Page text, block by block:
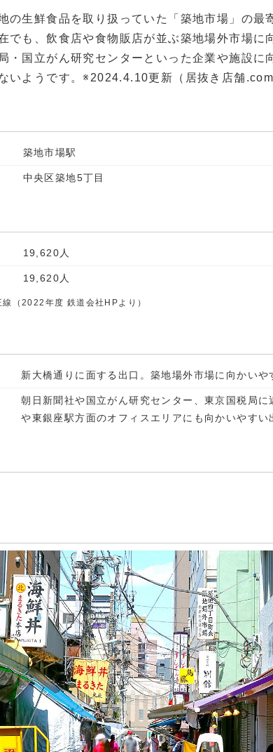
の生鮮食品を取り扱っていた「築地市場」の最
でも、飲食店や食物販店が並ぶ築地場外市場に
・国立がん研究センターといった企業や施設に
いようです。※2024.4.10更新（居抜き店舗.com
築地市場駅
中央区築地5丁目
19,620人
19,620人
線（2022年度 鉄道会社HPより）
新大橋通りに面する出口。築地場外市場に向かいや
朝日新聞社や国立がん研究センター、東京国税局に
や東銀座駅方面のオフィスエリアにも向かいやすい